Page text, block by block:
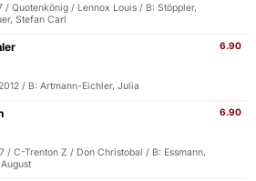
/ Quotenkönig / Lennox Louis / B: Stöppler,
Stefan Carl
6.90
/ B: Artmann-Eichler, Julia
6.90
/ C-Trenton Z / Don Christobal / B: Essmann,